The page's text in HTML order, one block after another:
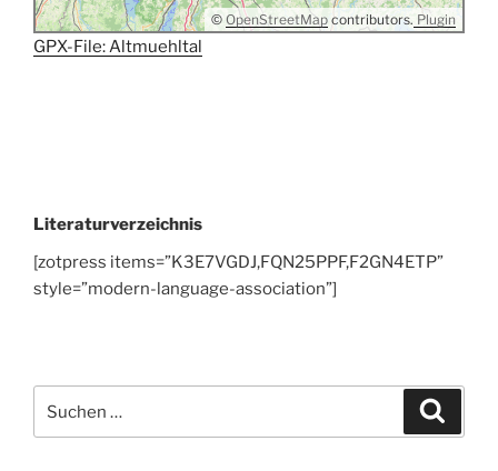
© OpenStreetMap contributors. Plugin
GPX-File: Altmuehltal
Literaturverzeichnis
[zotpress items=”K3E7VGDJ,FQN25PPF,F2GN4ETP”
style=”modern-language-association”]
nach: